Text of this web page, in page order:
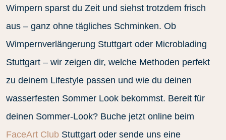
Wimpern sparst du Zeit und siehst trotzdem frisch
aus – ganz ohne tägliches Schminken. Ob
Wimpernverlängerung Stuttgart oder Microblading
Stuttgart – wir zeigen dir, welche Methoden perfekt
zu deinem Lifestyle passen und wie du deinen
wasserfesten Sommer Look bekommst. Bereit für
deinen Sommer-Look? Buche jetzt online beim
FaceArt Club Stuttgart oder sende uns eine